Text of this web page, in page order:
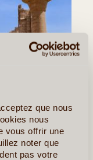
que nous
nous
vous offrir une
noter que
pas votre